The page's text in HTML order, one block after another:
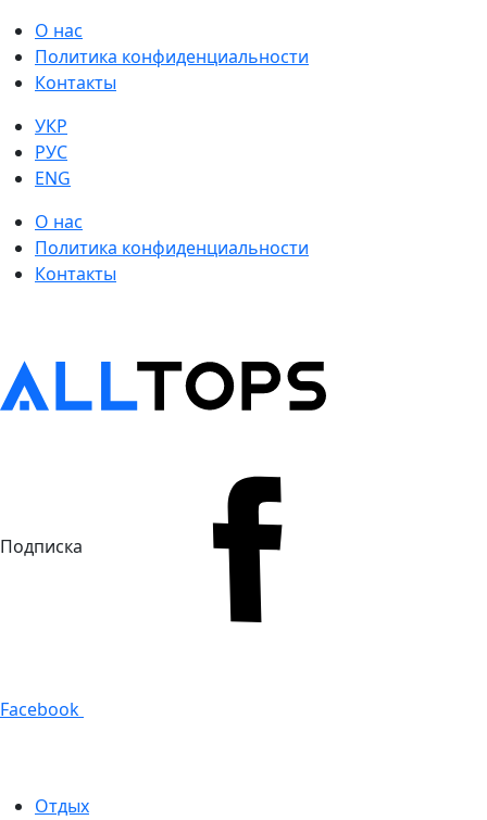
О нас
Политика конфиденциальности
Контакты
УКР
РУС
ENG
О нас
Политика конфиденциальности
Контакты
Подписка
Facebook
Отдых